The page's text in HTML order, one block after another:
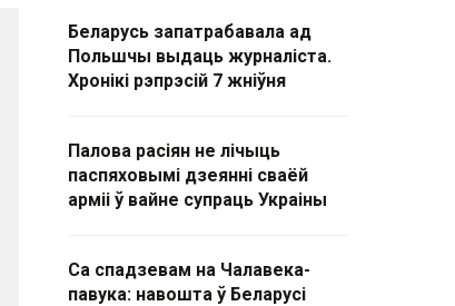
Беларусь запатрабавала ад
Польшчы выдаць журналіста.
Хронікі рэпрэсій 7 жніўня
Палова расіян не лічыць
паспяховымі дзеянні сваёй
арміі ў вайне супраць Украіны
Са спадзевам на Чалавека-
павука: навошта ў Беларусі